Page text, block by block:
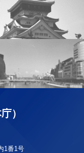
）
1番1号